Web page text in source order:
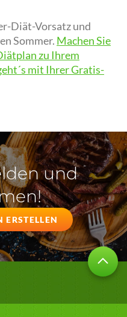
Diät-Vorsatz und
Sommer. Machen Sie
zu Ihrem
mit Ihrer Gratis-
und
ERSTELLEN